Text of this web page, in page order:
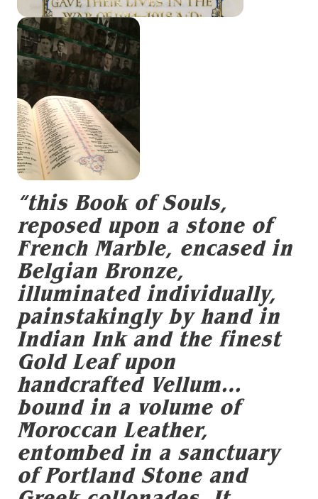
“this Book of Souls,
reposed upon a stone of
French Marble, encased in
Belgian Bronze,
illuminated individually,
painstakingly by hand in
Indian Ink and the finest
Gold Leaf upon
handcrafted Vellum…
bound in a volume of
Moroccan Leather,
entombed in a sanctuary
of Portland Stone and